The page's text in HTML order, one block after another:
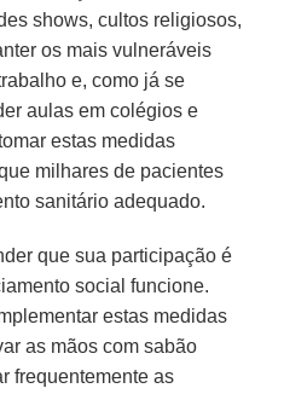
shows, cultos religiosos,
os mais vulneráveis
e, como já se
aulas em colégios e
estas medidas
milhares de pacientes
sanitário adequado.
que sua participação é
social funcione.
estas medidas
as mãos com sabão
frequentemente as